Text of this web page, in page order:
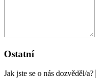
Ostatní
Jak jste se o nás dozvěděl/a?